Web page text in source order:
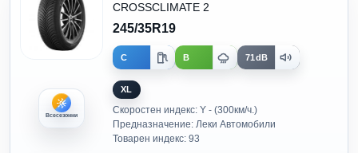
Всесезонни
CROSSCLIMATE 2
245/35R19
C B 71dB
XL
Скоростен индекс: Y - (300км/ч.)
Предназначение: Леки Автомобили
Товарен индекс: 93